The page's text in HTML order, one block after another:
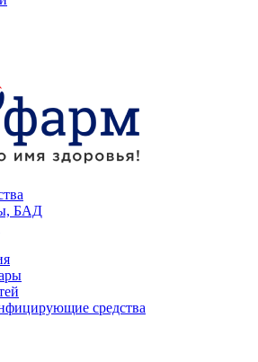
БАД
средства